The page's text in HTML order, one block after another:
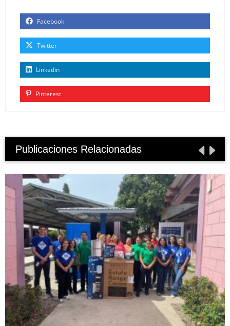
Facebook
Twitter
Linkedin
Pinterest
Publicaciones Relacionadas